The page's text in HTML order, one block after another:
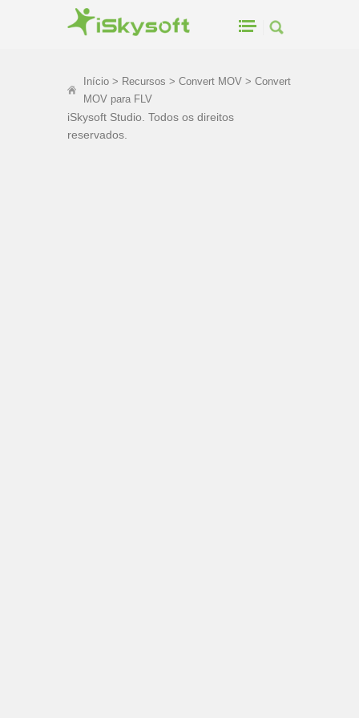
Início > Recursos > Convert MOV > Convert
MOV para FLV
iSkysoft Studio. Todos os direitos
reservados.